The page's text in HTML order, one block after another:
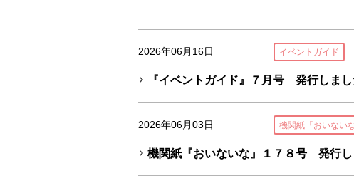
2026年06月16日 イベントガイド
『イベントガイド』７月号 発行しまし
2026年06月03日 機関紙「おいないな
機関紙『おいないな』１７８号 発行し